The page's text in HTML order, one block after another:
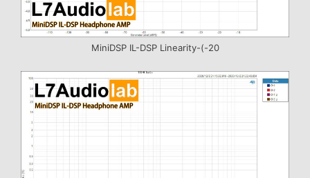
MiniDSP IL-DSP Linearity-(-20